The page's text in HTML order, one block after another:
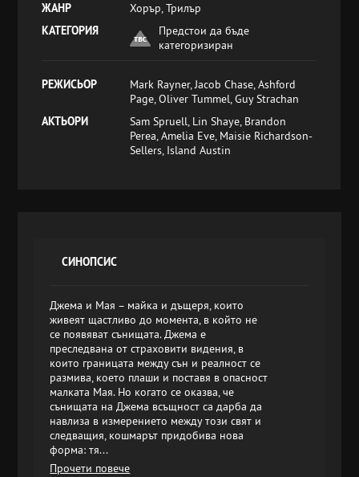
ЖАНР
Хорър, Трилър
КАТЕГОРИЯ
Предстои да бъде
категоризиран
РЕЖИСЬОР
Mark Rayner, Jacob Chase, Ashford
Page, Oliver Tummel, Guy Strachan
АКТЬОРИ
Sam Spruell, Lin Shaye, Brandon
Perea, Amelia Eve, Maisie Richardson-
Sellers, Island Austin
СИНОПСИС
Джема и Мая – майка и дъщеря, които
живеят щастливо до момента, в който не
се появяват сънищата. Джема е
преследвана от страховити видения, в
които границата между сън и реалност се
размива, което плаши и поставя в опасност
малката Мая. Но когато се оказва, че
сънищата на Джема всъщност са дарба да
навлиза в измерението между този свят и
следващия, кошмарът придобива нова
форма: тя...
Прочети повече